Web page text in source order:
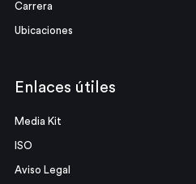
Carrera
Ubicaciones
Enlaces útiles
Media Kit
ISO
Aviso Legal